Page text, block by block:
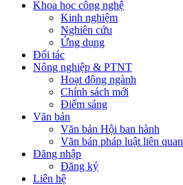
Khoa học công nghệ
Kinh nghiệm
Nghiên cứu
Ứng dụng
Đối tác
Nông nghiệp & PTNT
Hoạt động ngành
Chính sách mới
Điểm sáng
Văn bản
Văn bản Hội ban hành
Văn bản pháp luật liên quan
Đăng nhập
Đăng ký
Liên hệ